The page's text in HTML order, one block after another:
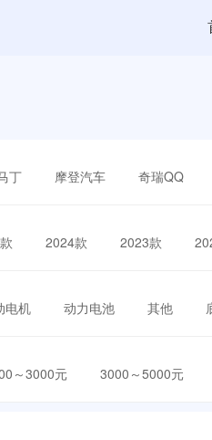
丁 摩登汽车 奇瑞QQ
2024款 2023款
电机 动力电池 其他
～3000元 3000～5000元